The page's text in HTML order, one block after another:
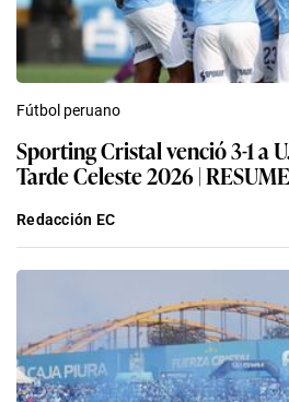
Fútbol peruano
Sporting Cristal venció 3-1 a
Tarde Celeste 2026 |
Redacción EC